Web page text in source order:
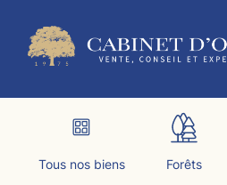
Aller
LE
Tous nos biens Forêts